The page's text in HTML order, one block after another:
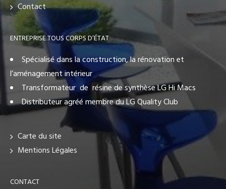
Contact
ENTREPRISE TOUS CORPS D’ÉTAT
Spécialisé dans la construction, la rénovation et
l’aménagement intérieur
Transformateur de résine de synthèse LG Hi Macs
Distributeur agréé membre du LG Quality Club
Carte du site
Mentions Légales
CONTACT